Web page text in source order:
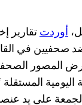
أوردتتقارير
صحفيين في
المصور
المستقلة
على يد